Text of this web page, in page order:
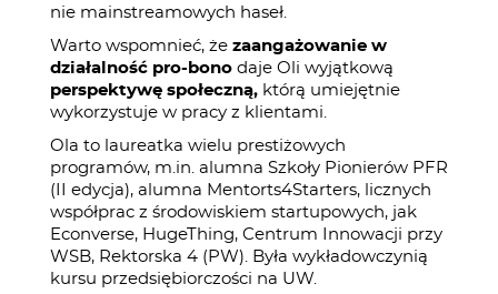
nie mainstreamowych haseł.
Warto wspomnieć, że zaangażowanie w
działalność pro-bono daje Oli wyjątkową
perspektywę społeczną, którą umiejętnie
wykorzystuje w pracy z klientami.
Ola to laureatka wielu prestiżowych
programów, m.in. alumna Szkoły Pionierów PFR
(II edycja), alumna Mentorts4Starters, licznych
współprac z środowiskiem startupowych, jak
Econverse, HugeThing, Centrum Innowacji przy
WSB, Rektorska 4 (PW). Była wykładowczynią
kursu przedsiębiorczości na UW.